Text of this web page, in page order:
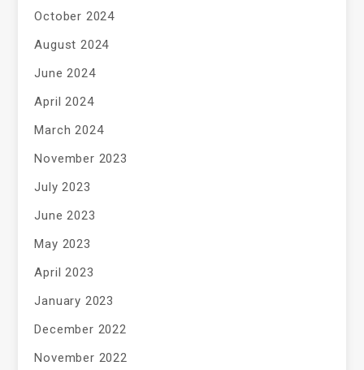
October 2024
August 2024
June 2024
April 2024
March 2024
November 2023
July 2023
June 2023
May 2023
April 2023
January 2023
December 2022
November 2022